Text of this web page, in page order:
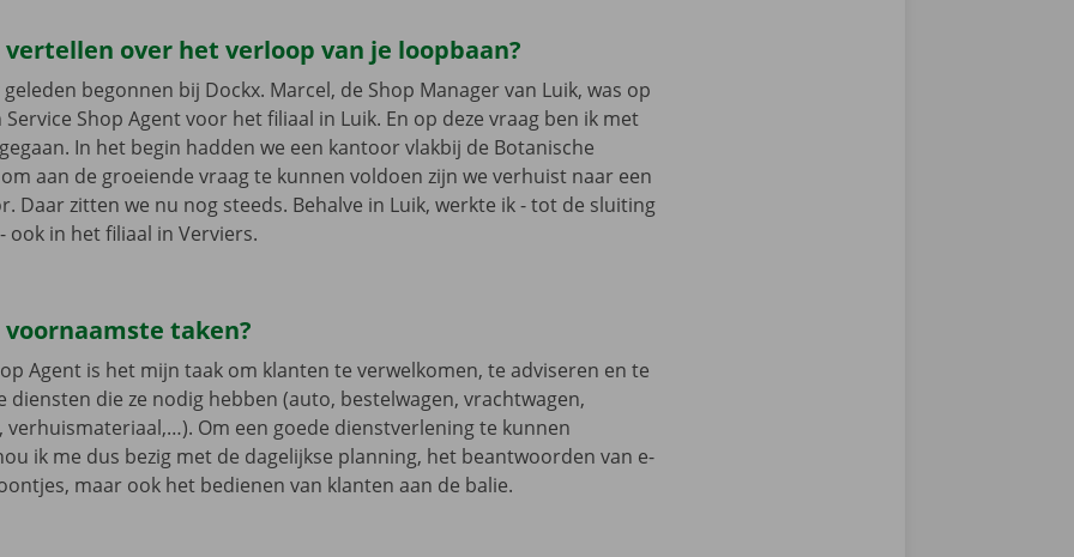
vertellen over het verloop van je loopbaan?
begonnen bij Dockx. Marcel, de Shop Manager van Luik, was op
Service Shop Agent voor het filiaal in Luik. En op deze vraag ben ik met
In het begin hadden we een kantoor vlakbij de Botanische
aan de groeiende vraag te kunnen voldoen zijn we verhuist naar een
Daar zitten we nu nog steeds. Behalve in Luik, werkte ik - tot de sluiting
ook in het filiaal in Verviers.
taken?
Agent is het mijn taak om klanten te verwelkomen, te adviseren en te
diensten die ze nodig hebben (auto, bestelwagen, vrachtwagen,
verhuismateriaal,…). Om een goede dienstverlening te kunnen
ik me dus bezig met de dagelijkse planning, het beantwoorden van e-
maar ook het bedienen van klanten aan de balie.